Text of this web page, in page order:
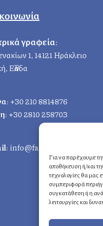
Για να παρέχουμε
αποθήκευση ή/και
τεχνολογίες θα μας
συμπεριφορά
συγκατάθεση ή η
λειτουργίες και
γραφεία:
1, 14121 Ηράκλειο
Ελλάδα
: +30 210 8814876
: +30 2810 258703
: info@fasoulides.gr